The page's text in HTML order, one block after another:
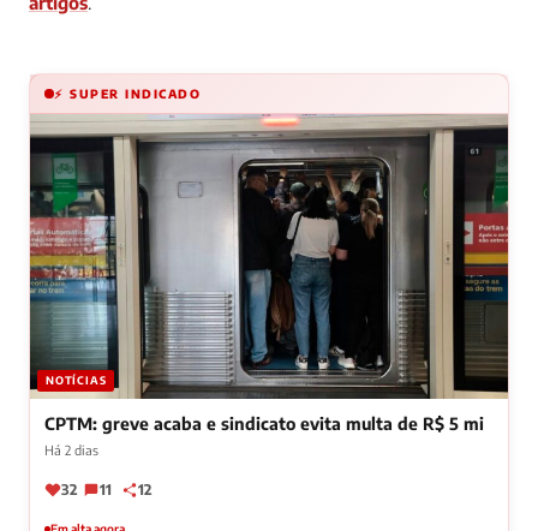
⚡ SUPER INDICADO
NOTÍCIAS
CPTM: greve acaba e sindicato evita multa de R$ 5 mi
Há 2 dias
32 11 12